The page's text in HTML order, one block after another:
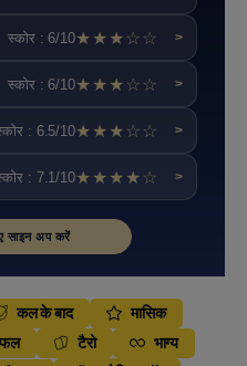
स्कोर : 6/10★★★☆☆ >
स्कोर : 6/10★★★☆☆ >
: 6.5/10★★★☆☆ >
: 7.1/10★★★★☆ >
साइन अप करें
कल के बाद
मासिक
टैरो
भाग्य